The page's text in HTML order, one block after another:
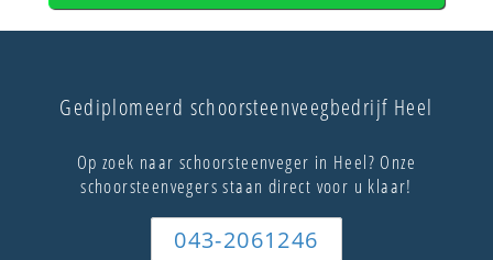
Gediplomeerd schoorsteenveegbedrijf Heel
Op zoek naar schoorsteenveger in Heel? Onze
schoorsteenvegers staan direct voor u klaar!
043-2061246